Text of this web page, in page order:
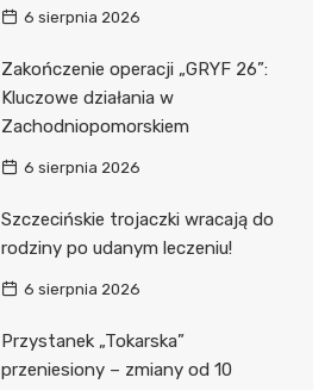
6 sierpnia 2026
Zakończenie operacji „GRYF 26”:
Kluczowe działania w
Zachodniopomorskiem
6 sierpnia 2026
Szczecińskie trojaczki wracają do
rodziny po udanym leczeniu!
6 sierpnia 2026
Przystanek „Tokarska”
przeniesiony – zmiany od 10